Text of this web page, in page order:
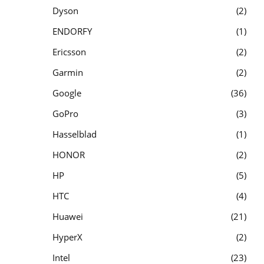
Dyson
2
ENDORFY
1
Ericsson
2
Garmin
2
Google
36
GoPro
3
Hasselblad
1
HONOR
2
HP
5
HTC
4
Huawei
21
HyperX
2
Intel
23